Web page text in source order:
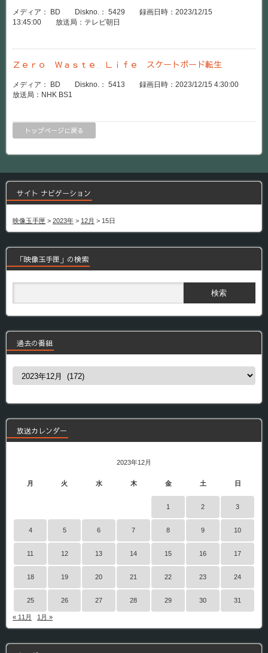
メディア： BD Diskno.： 5429 録画日時：2023/12/15
13:45:00 放送局：テレビ朝日
Ｚｅｒｏ Ｗａｓｔｅ Ｌｉｆｅ スケートボード転生
メディア： BD Diskno.： 5413 録画日時：2023/12/15 4:30:00
放送局：NHK BS1
トップページに戻る
サイト ナビゲーション
映像玉手匣 > 2023年 > 12月 > 15日
「映像玉手匣」の検索
過去の番組
過
組
放送カレンダー
2023年12月
月 火 水 木 金 土 日
1 2 3
4 5 6 7 8 9 10
11 12 13 14 15 16 17
18 19 20 21 22 23 24
25 26 27 28 29 30 31
« 11月 1月 »